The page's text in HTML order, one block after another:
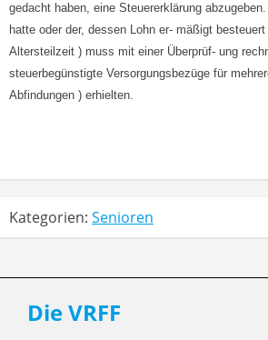
gedacht haben, eine Steuererklärung
hatte oder der, dessen Lohn er- mäßigt
Altersteilzeit ) muss mit einer Überprüf- ung
steuerbegünstigte Versorgungsbezüge für
Abfindungen ) erhielten.
Kategorien: Senioren
Die VRFF